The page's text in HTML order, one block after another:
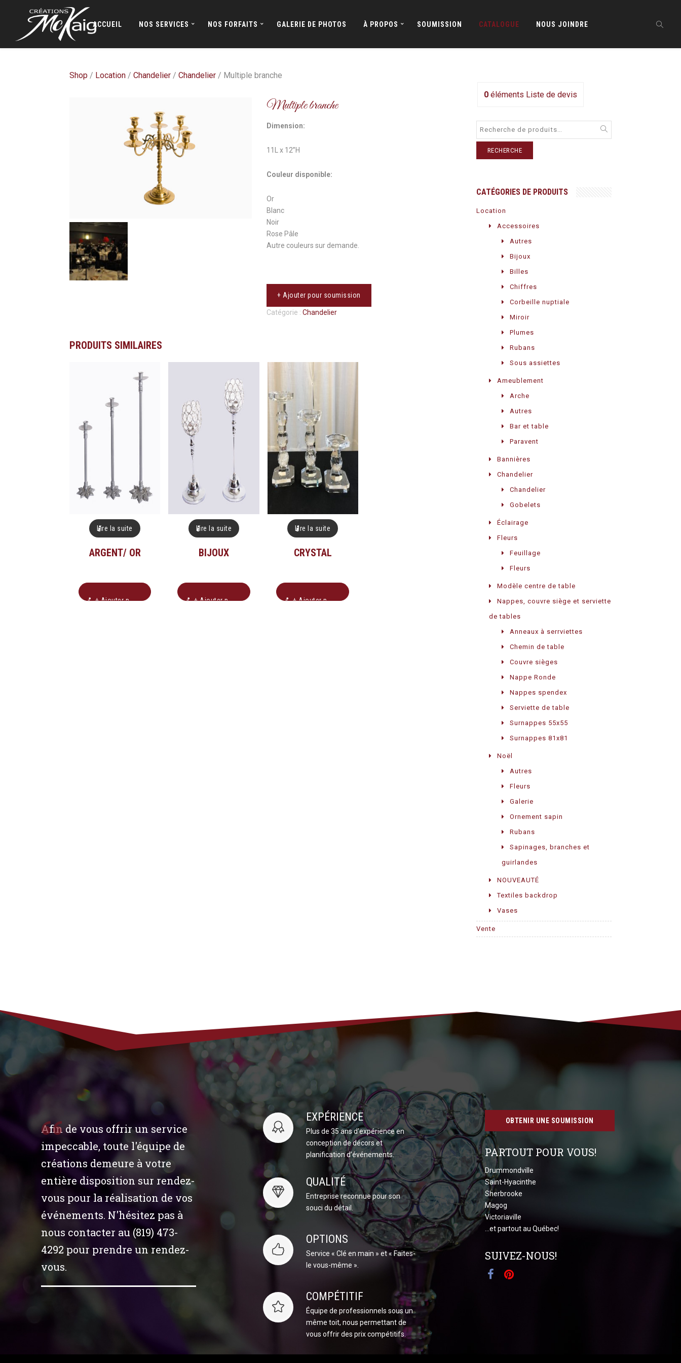
ACCUEIL NOS SERVICES NOS FORFAITS GALERIE DE PHOTOS À PROPOS SOUMISSION CATALOGUE NOUS JOINDRE
Shop / Location / Chandelier / Chandelier / Multiple branche
Multiple branche
Dimension:
11L x 12’’H
Couleur disponible:
Or
Blanc
Noir
Rose Pâle
Autre couleurs sur demande.
+ Ajouter pour soumission
Catégorie :Chandelier
PRODUITS SIMILAIRES
Lire la suite
ARGENT/ OR
+ Ajouter pour soumission
Lire la suite
BIJOUX
+ Ajouter pour soumission
Lire la suite
CRYSTAL
+ Ajouter pour soumission
0éléments Liste de devis
RECHERCHE
CATÉGORIES DE PRODUITS
Location
Accessoires
Autres
Bijoux
Billes
Chiffres
Corbeille nuptiale
Miroir
Plumes
Rubans
Sous assiettes
Ameublement
Arche
Autres
Bar et table
Paravent
Bannières
Chandelier
Chandelier
Gobelets
Éclairage
Fleurs
Feuillage
Fleurs
Modèle centre de table
Nappes, couvre siège et serviette
de tables
Anneaux à serrviettes
Chemin de table
Couvre sièges
Nappe Ronde
Nappes spendex
Serviette de table
Surnappes 55x55
Surnappes 81x81
Noël
Autres
Fleurs
Galerie
Ornement sapin
Rubans
Sapinages, branches et
guirlandes
NOUVEAUTÉ
Textiles backdrop
Vases
Vente
Afin de vous offrir un service
impeccable, toute l'équipe de
créations demeure à votre
entière disposition sur rendez-
vous pour la réalisation de vos
événements. N'hésitez pas à
nous contacter au (819) 473-
4292 pour prendre un rendez-
vous.
EXPÉRIENCE
Plus de 35 ans d’expérience en
conception de décors et
planification d’événements.
QUALITÉ
Entreprise reconnue pour son
souci du détail.
OPTIONS
Service « Clé en main » et « Faites-
le vous-même ».
COMPÉTITIF
Équipe de professionnels sous un
même toit, nous permettant de
vous offrir des prix compétitifs.
OBTENIR UNE SOUMISSION
PARTOUT POUR VOUS!
Drummondville
Saint-Hyacinthe
Sherbrooke
Magog
Victoriaville
...et partout au Québec!
SUIVEZ-NOUS!